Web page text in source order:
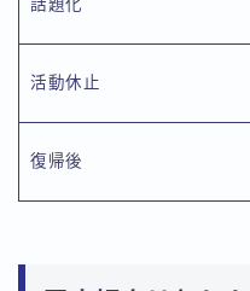
話題化
活動休止
復帰後